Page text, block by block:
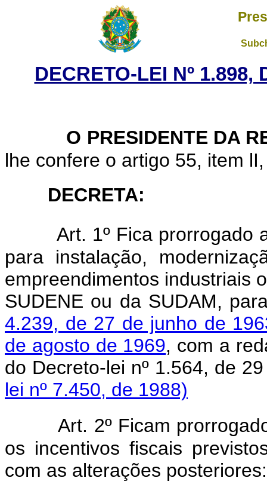
DECRETO-LEI Nº 1.898,
O PRESIDENTE DA
lhe confere o artigo 55, item
DECRETA:
Art. 1º Fica prorrogado
para instalação,
empreendimentos industriais
SUDENE ou da SUDAM,
4.239, de 27 de junho de
de agosto de 1969, com a
do Decreto-lei nº 1.564,
lei nº 7.450, de 1988)
Art. 2º Ficam
os incentivos fiscais
com as alterações posteriores: